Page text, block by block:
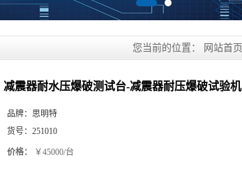
您当前的位置： 网站首页
减震器耐水压爆破测试台-减震器耐压爆破试验机
品牌： 思明特
货号： 251010
价格： ￥45000/台